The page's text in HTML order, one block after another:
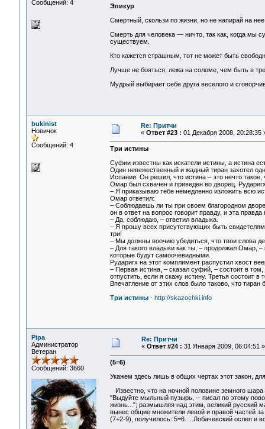
Сообщений: 4
Эпикур
Смертный, скользи по жизни, но не напирай на
Смерть для человека — ничто, так как, когда мы
существуем.
Кто кажется страшным, тот не может быть
Лучше не бояться, лежа на соломе, чем быть в
Мудрый выбирает себе друга веселого и
bukinist
Новичок
Сообщений: 4
Re: Притчи
« Ответ #23 : 01 Декабря 2008, 20:28:35
Три истины
Суфии известны как искатели истины, а истина
Один невежественный и жадный тиран захотел
Испании. Он решил, что истина – это нечто
Омар был схвачен и приведен во дворец.
– Я приказываю тебе немедленно изложить всю
Омар ответил:
– Соблюдаешь ли ты при своем благородном
он в ответ на вопрос говорит правду, и эта правда
– Да, соблюдаю, – ответил владыка.
– Я прошу всех присутствующих быть
три!
– Мы должны воочию убедиться, что твои слова
– Для такого владыки как ты, – продолжал Омар,
которые будут самоочевидными.
Рударигх на этот комплимент распустил хвост
– Первая истина, – сказал суфий, – состоит в
отпустить, если я скажу истину. Третья состоит
Впечатление от этих слов было таково, что
Три истины- http://skazochki.info
Pipa
Администратор
Ветеран
Сообщений: 3660
Re: Притчи
« Ответ #24 : 31 Января 2009, 06:04:51 »
(5=6)
Укажем здесь лишь в общих чертах этот закон,
Известно, что на ночной половине земного
"Выдуйте мыльный пузырь, -- писал по этому
жизнь..."; размышляя над этим, великий русский
вынес общие множители левой и правой частей
(7+2-9), получилось: 5=6. ...Лобачевский ослеп и